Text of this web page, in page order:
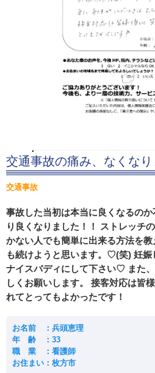
交通事故の痛み、なくなり
交通事故
事故した当初は本当に良くなるの
り良くなりました！！ ストレッチ
かない人でも簡単に出来る方法を
も続けようと思います。♡(笑) 妊娠
ナイスバディにして下さい♡ また
しくお願いします。 接客対応は皆
れてとってもよかったです！
お名前 ：兵頭恵理
年 齢 ：33
職 業 ：看護師
お住まい：枚方市